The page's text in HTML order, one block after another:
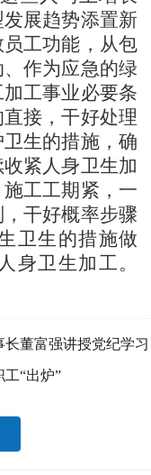
展趋势添置新
工功能，从包
作为应急的绿
工事业必要条
接，干好处理
生的措施，确
紧人身卫生加
工工期紧，一
干好概率步骤
卫生的措施做
身卫生加工。
董富强讲授党纪学习
工“出炉”